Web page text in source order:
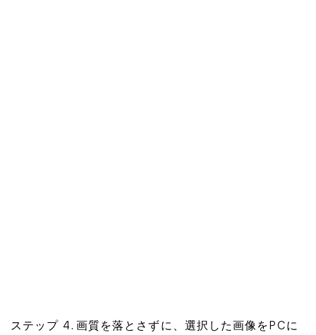
ステップ 4. 画質を落とさずに、選択した画像をPCに